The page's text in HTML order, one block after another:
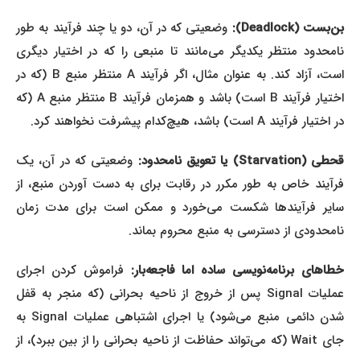
بن‌بست (Deadlock):
وضعیتی که در آن، دو یا چند فرآیند به طور
نامحدود منتظر یکدیگر می‌مانند تا منبعی را که در اختیار دیگری
است، آزاد کند. به عنوان مثال، اگر فرآیند A منتظر منبع B (که در
اختیار فرآیند B است) باشد و همزمان فرآیند B منتظر منبع A (که
در اختیار فرآیند A است) باشد، هیچ‌کدام پیشرفت نخواهند کرد.
قحطی (Starvation) یا تعویق نامحدود:
وضعیتی که در آن، یک
فرآیند خاص به طور مکرر در رقابت برای به دست آوردن منبع، از
سایر فرآیندها شکست می‌خورد و ممکن است برای مدت زمان
نامحدودی از دسترسی به منبع محروم بماند.
خطاهای برنامه‌نویسی ساده اما فاجعه‌بار:فراموش کردن اجرای
عملیات Signal پس از خروج از ناحیه بحرانی (که منجر به قفل
شدن دائمی منبع می‌شود) یا اجرای اشتباهی عملیات Signal به
جای Wait (که می‌تواند حفاظت از ناحیه بحرانی را از بین ببرد)، از